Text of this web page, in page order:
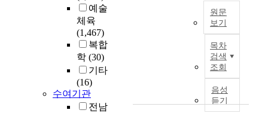
예술
체육
(1,467)
복합
학 (30)
기타
(16)
수여기관
전남
원문
보기
목차
검색
조회
음성
듣기